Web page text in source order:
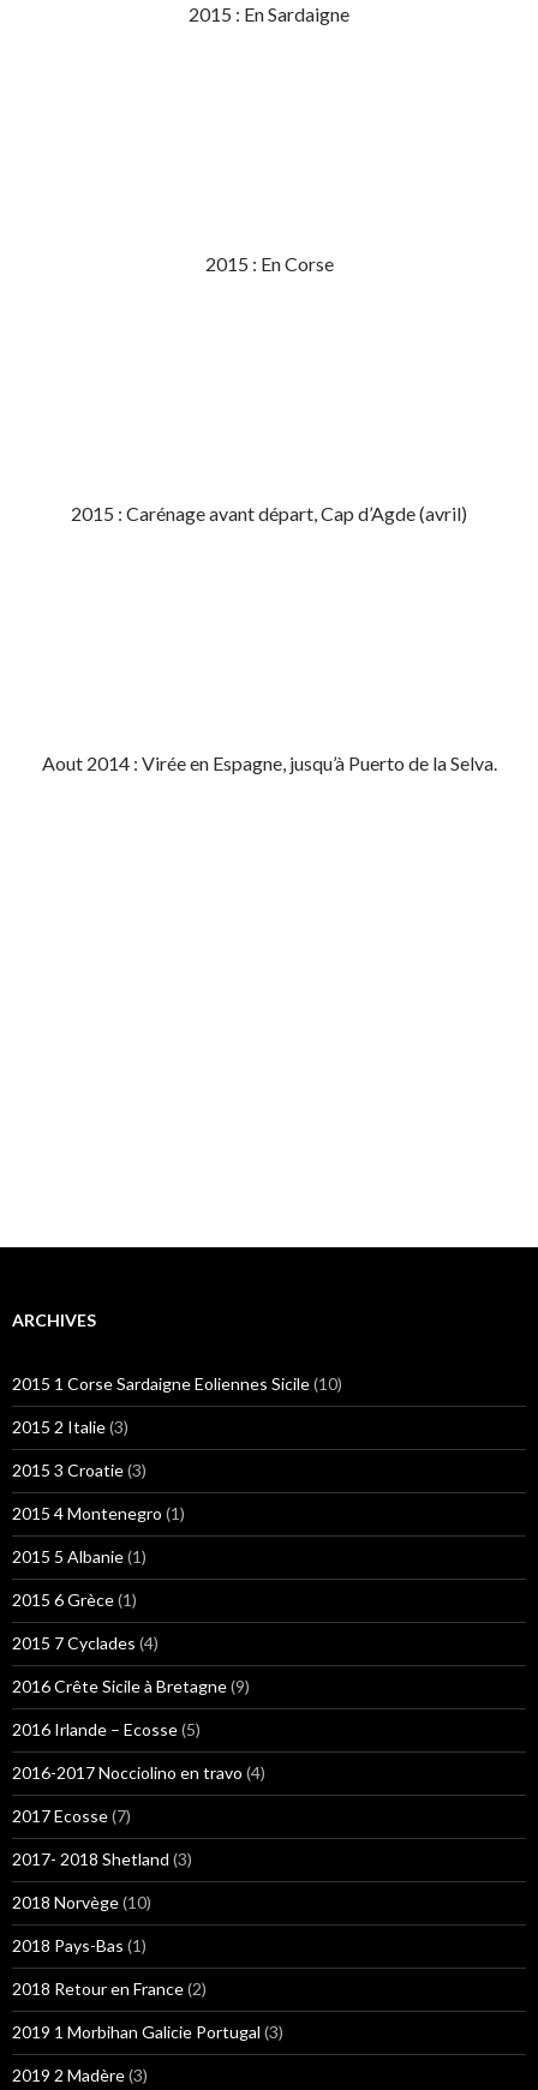
2015 : En Sardaigne
2015 : En Corse
2015 : Carénage avant départ, Cap d’Agde (avril)
Aout 2014 : Virée en Espagne, jusqu’à Puerto de la Selva.
ARCHIVES
2015 1 Corse Sardaigne Eoliennes Sicile(10)
2015 2 Italie(3)
2015 3 Croatie(3)
2015 4 Montenegro (1)
2015 5 Albanie(1)
2015 6 Grèce(1)
2015 7 Cyclades (4)
2016 Crête Sicile à Bretagne(9)
2016 Irlande – Ecosse(5)
2016-2017 Nocciolino en travo (4)
2017 Ecosse(7)
2017- 2018 Shetland (3)
2018 Norvège(10)
2018 Pays-Bas (1)
2018 Retour en France(2)
2019 1 Morbihan Galicie Portugal (3)
2019 2 Madère(3)